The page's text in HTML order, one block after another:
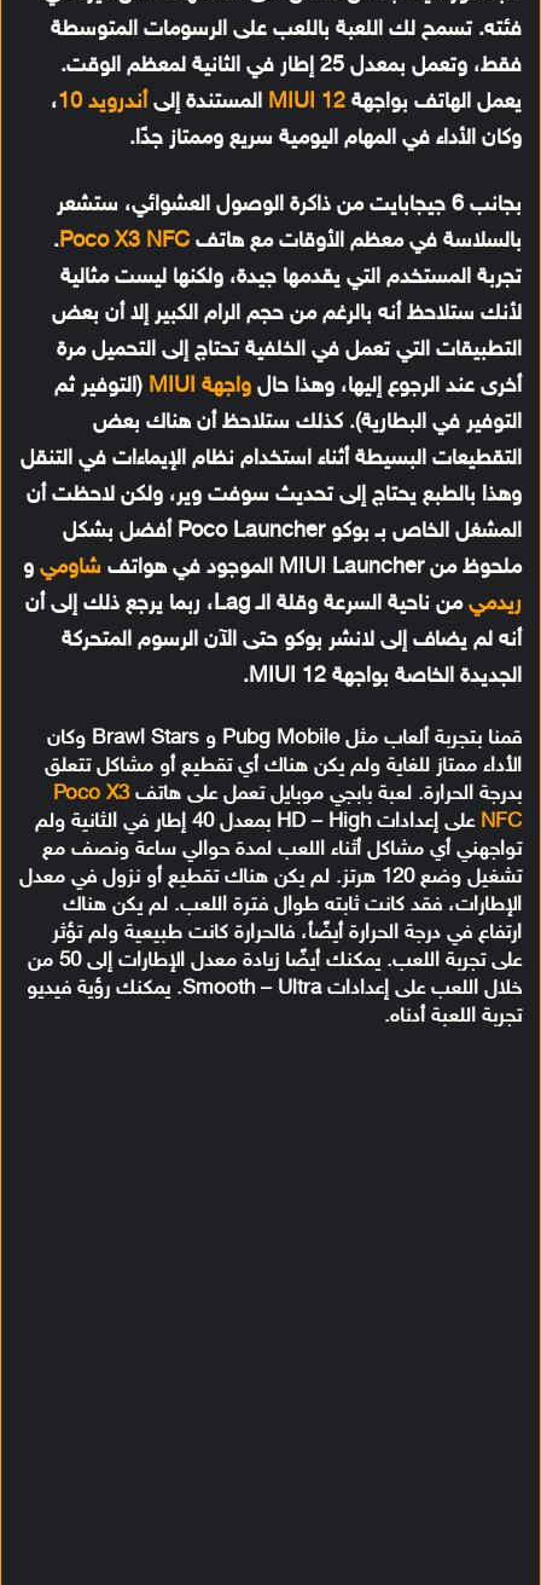
فئته. تسمح لك اللعبة باللعب على الرسومات المتوسطة
فقط، وتعمل بمعدل 25 إطار في الثانية لمعظم الوقت.
يعمل الهاتف بواجهة MIUI 12 المستندة إلى أندرويد 10
،
وكان الأداء في المهام اليومية سريع وممتاز جدًا.
بجانب 6 جيجابايت من ذاكرة الوصول العشوائي، ستشعر
بالسلاسة في معظم الأوقات مع هاتف Poco X3 NFC
.
تجربة المستخدم التي يقدمها جيدة، ولكنها ليست مثالية
لأنك ستلاحظ أنه بالرغم من حجم الرام الكبير إلا أن بعض
التطبيقات التي تعمل في الخلفية تحتاج إلى التحميل مرة
أخرى عند الرجوع إليها، وهذا حال واجهة MIUI
(التوفير ثم
التوفير في البطارية). كذلك ستلاحظ أن هناك بعض
التقطيعات البسيطة أثناء استخدام نظام الإيماءات في التنقل
وهذا بالطبع يحتاج إلى تحديث سوفت وير، ولكن لاحظت أن
المشغل الخاص بـ بوكو Poco Launcher أفضل بشكل
ملحوظ من MIUI Launcher الموجود في هواتف
شاومي و
ريدمي
من ناحية السرعة وقلة الـ Lag، ربما يرجع ذلك إلى أن
أنه لم يضاف إلى لانشر بوكو حتى الآن الرسوم المتحركة
الجديدة الخاصة بواجهة MIUI 12.
قمنا بتجربة ألعاب مثل Pubg Mobile و Brawl Stars وكان
الأداء ممتاز للغاية ولم يكن هناك أي تقطيع أو مشاكل تتعلق
بدرجة الحرارة. لعبة بابجي موبايل تعمل على هاتفPoco X3
NFC
على إعدادات HD – High بمعدل 40 إطار في الثانية ولم
تواجهني أي مشاكل أثناء اللعب لمدة حوالي ساعة ونصف مع
تشغيل وضع 120 هرتز. لم يكن هناك تقطيع أو نزول في معدل
الإطارات، فقد كانت ثابته طوال فترة اللعب. لم يكن هناك
ارتفاع في درجة الحرارة أيضًأ، فالحرارة كانت طبيعية ولم تؤثر
على تجربة اللعب. يمكنك أيضًا زيادة معدل الإطارات إلى 50 من
خلال اللعب على إعدادات Smooth – Ultra. يمكنك رؤية فيديو
تجربة اللعبة أدناه.